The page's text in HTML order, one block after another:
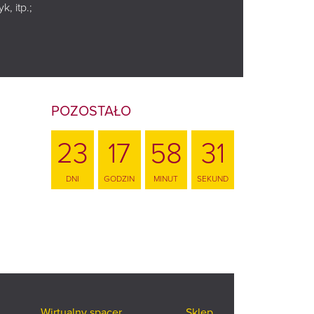
itp.;
w
POZOSTAŁO
23
DNI
17
GODZIN
58
MINUT
30
SEKUND